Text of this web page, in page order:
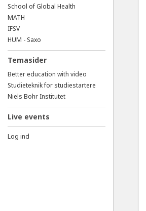
School of Global Health
MATH
IFSV
HUM - Saxo
Temasider
Better education with video
Studieteknik for studiestartere
Niels Bohr Institutet
Live events
Log ind